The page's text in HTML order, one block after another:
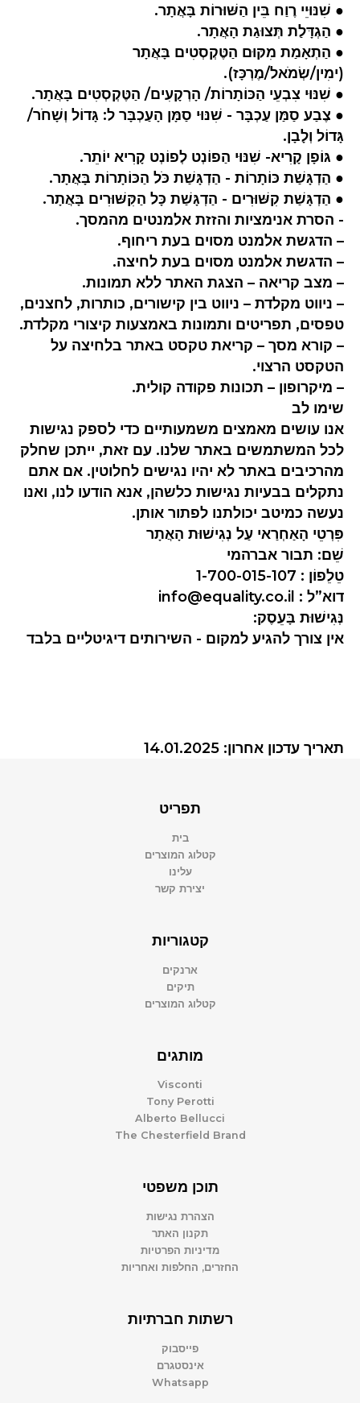
● שִׁנּוּיֵי רֶוַח בֵּין הַשּׁוּרוֹת בָּאֲתָר.
● הַגְדָּלַת תְּצוּגַת הָאֲתָר.
● הַתְאָמַת מִקּוּם הַטֶּקְסְטִים בָּאֲתָר
(ימִין/שְׂמֹאל/מֶרְכָּז).
● שִׁנּוּי צִבְעֵי הַכּוֹתָרוֹת/ הָרְקָעִים/ הַטֶּקְסְטִים בָּאֲתָר.
● צֶבַע סַמַּן עַכְבָּר - שִׁנּוּי סַמָּן הָעַכְבָּר ל: גָּדוֹל וְשָׁחֹר/
גָּדוֹל וְלָבָן.
● גּוֹפָן קָרִיא- שִׁנּוּי הַפוֹנְט לְפוֹנְט קָרִיא יוֹתֵר.
● הַדְגָּשַׁת כּוֹתָרוֹת - הַדְגָּשַׁת כֹּל הַכּוֹתָרוֹת בָּאֲתָר.
● הַדְגָּשַׁת קִשּׁוּרִים - הַדְגָּשַׁת כָּל הַקִּשּׁוּרִים בָּאֲתָר.
- הסרת אנימציות והזזת אלמנטים מהמסך.
– הדגשת אלמנט מסוים בעת ריחוף.
– הדגשת אלמנט מסוים בעת לחיצה.
– מצב קריאה – הצגת האתר ללא תמונות.
– ניווט מקלדת – ניווט בין קישורים, כותרות, לחצנים,
טפסים, תפריטים ותמונות באמצעות קיצורי מקלדת.
– קורא מסך – קריאת טקסט באתר בלחיצה על
הטקסט הרצוי.
– מיקרופון – תכונות פקודה קולית.
שימו לב
אנו עושים מאמצים משמעותיים כדי לספק נגישות
לכל המשתמשים באתר שלנו. עם זאת, ייתכן שחלק
מהרכיבים באתר לא יהיו נגישים לחלוטין. אם אתם
נתקלים בבעיות נגישות כלשהן, אנא הודעו לנו, ואנו
נעשה כמיטב יכולתנו לפתור אותן.
פִּרְטֵי הָאַחְרַאי עַל נְגִישׁוּת הָאֲתָר
שֵׁם: תבור אברהמי
טֵלֵפוֹן : 1-700-015-107
דוא”ל : info@equality.co.il
נְּגִישׁוּת בָּעֵסֶק:
אין צורך להגיע למקום - השירותים דיגיטליים בלבד
תאריך עדכון אחרון: 14.01.2025
תפריט
בית
קטלוג המוצרים
עלינו
יצירת קשר
קטגוריות
ארנקים
תיקים
קטלוג המוצרים
מותגים
Visconti
Tony Perotti
Alberto Bellucci
The Chesterfield Brand
תוכן משפטי
הצהרת נגישות
תקנון האתר
מדיניות הפרטיות
החזרים, החלפות ואחריות
רשתות חברתיות
פייסבוק
אינסטגרם
Whatsapp